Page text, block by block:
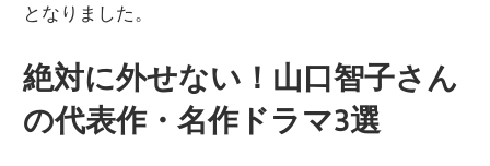
となりました。
絶対に外せない！山口智子さん
の代表作・名作ドラマ3選